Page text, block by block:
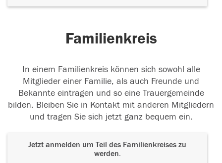
Familienkreis
In einem Familienkreis können sich sowohl alle
Mitglieder einer Familie, als auch Freunde und
Bekannte eintragen und so eine Trauergemeinde
bilden. Bleiben Sie in Kontakt mit anderen Mitgliedern
und tragen Sie sich jetzt ganz bequem ein.
Jetzt anmelden um Teil des Familienkreises zu
werden.